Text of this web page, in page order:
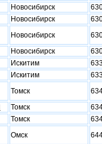
Новосибирск
Новосибирск
Новосибирск
Новосибирск
Искитим
Искитим
Томск
Томск
Томск
Омск